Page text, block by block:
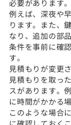
必要があります。
例えば、深夜や
ります。また、
なり、追加の部
条件を事前に確
す。
見積もりが変更
見積もりを取っ
スがあります。
に時間がかかる
このような場合